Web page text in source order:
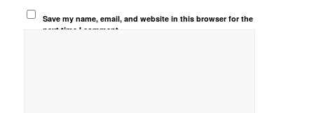
Save my name, email, and website in this browser for the
next time I comment.